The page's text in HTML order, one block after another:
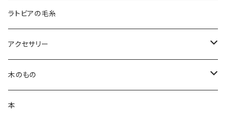
ブランケット
ランチョンマット
鍋つかみ
ランチバッグ
トートバッグ
クッションカバー
ハンカチ
ラトビアの毛糸
アクセサリー
白樺ピアス
白樺ブローチ
木のもの
白樺コースター
本